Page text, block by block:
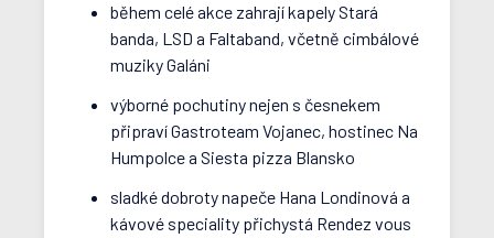
během celé akce zahrají kapely Stará
banda, LSD a Faltaband, včetně cimbálové
muziky Galáni
výborné pochutiny nejen s česnekem
připraví Gastroteam Vojanec, hostinec Na
Humpolce a Siesta pizza Blansko
sladké dobroty napeče Hana Londinová a
kávové speciality přichystá Rendez vous